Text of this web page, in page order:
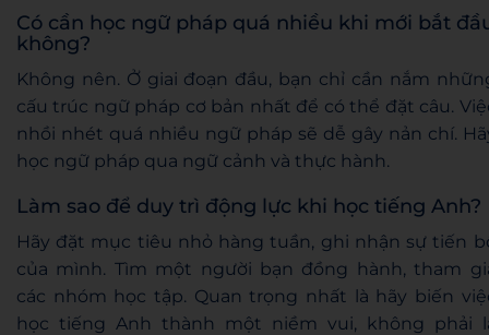
Có cần học ngữ pháp quá nhiều khi mới bắt
không?
Không nên. Ở giai đoạn đầu, bạn chỉ cần nắm
cấu trúc ngữ pháp cơ bản nhất để có thể đặt câu.
nhồi nhét quá nhiều ngữ pháp sẽ dễ gây nản chí.
học ngữ pháp qua ngữ cảnh và thực hành.
Làm sao để duy trì động lực khi học tiếng Anh?
Hãy đặt mục tiêu nhỏ hàng tuần, ghi nhận sự tiến
của mình. Tìm một người bạn đồng hành, tham
các nhóm học tập. Quan trọng nhất là hãy biến
học tiếng Anh thành một niềm vui, không phải